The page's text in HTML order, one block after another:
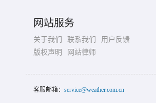
网站服务
关于我们 联系我们
用户反馈
版权声明
网站律师
客服邮箱： service@weather.com.cn